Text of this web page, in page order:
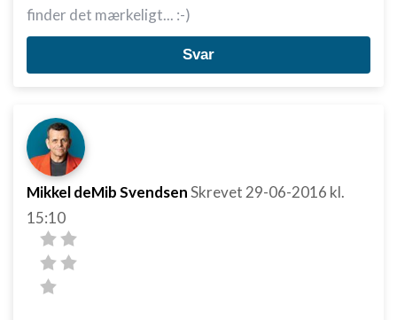
finder det mærkeligt... :-)
Svar
Mikkel deMib SvendsenSkrevet 29-06-2016 kl.
15:10